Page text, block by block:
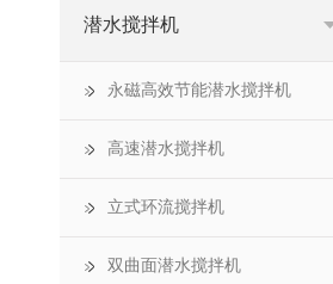
潜水搅拌机
永磁高效节能潜水搅拌机
高速潜水搅拌机
立式环流搅拌机
双曲面潜水搅拌机